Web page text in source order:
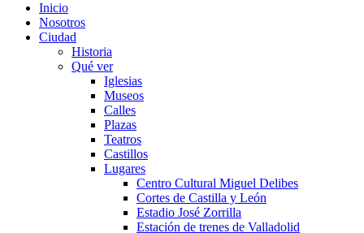
Inicio
Nosotros
Ciudad
Historia
Qué ver
Iglesias
Museos
Calles
Plazas
Teatros
Castillos
Lugares
Centro Cultural Miguel Delibes
Cortes de Castilla y León
Estadio José Zorrilla
Estación de trenes de Valladolid